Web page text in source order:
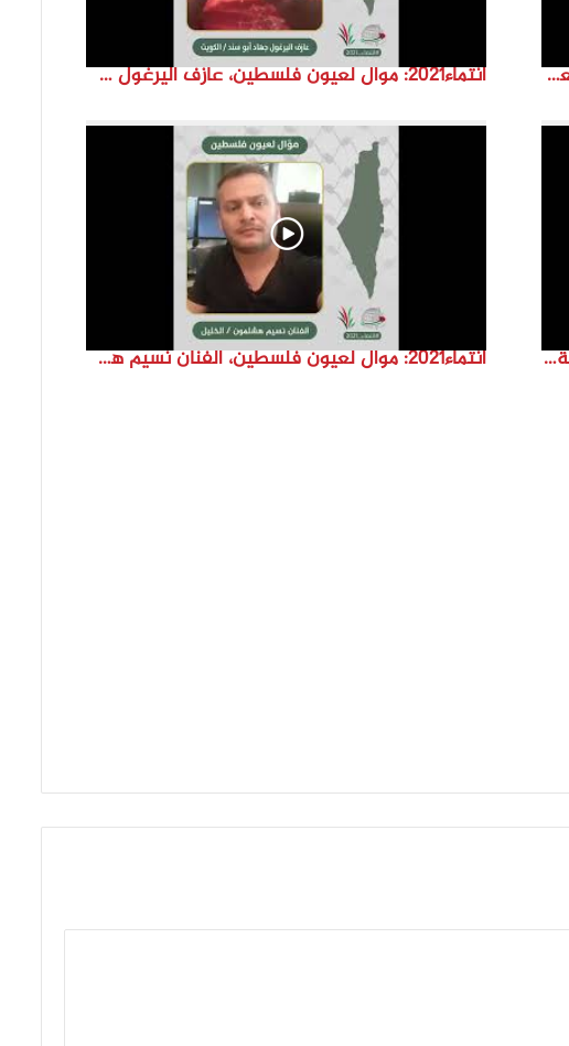
انتماء2021: موال لعيون فلسطين، الفنان بلال شعبان، الدنمارك انتماء2021: موال لعيون فلسطين، عازف اليرغول جهاد أبو سند، الكويت
انتماء2021: موال لعيون فلسطين، المنشدة حليمة المصري، لبنان انتماء2021: موال لعيون فلسطين، الفنان نسيم هشلمون، فلسطين